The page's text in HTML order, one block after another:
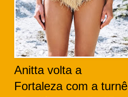
Anitta volta a
Fortaleza com a turnê